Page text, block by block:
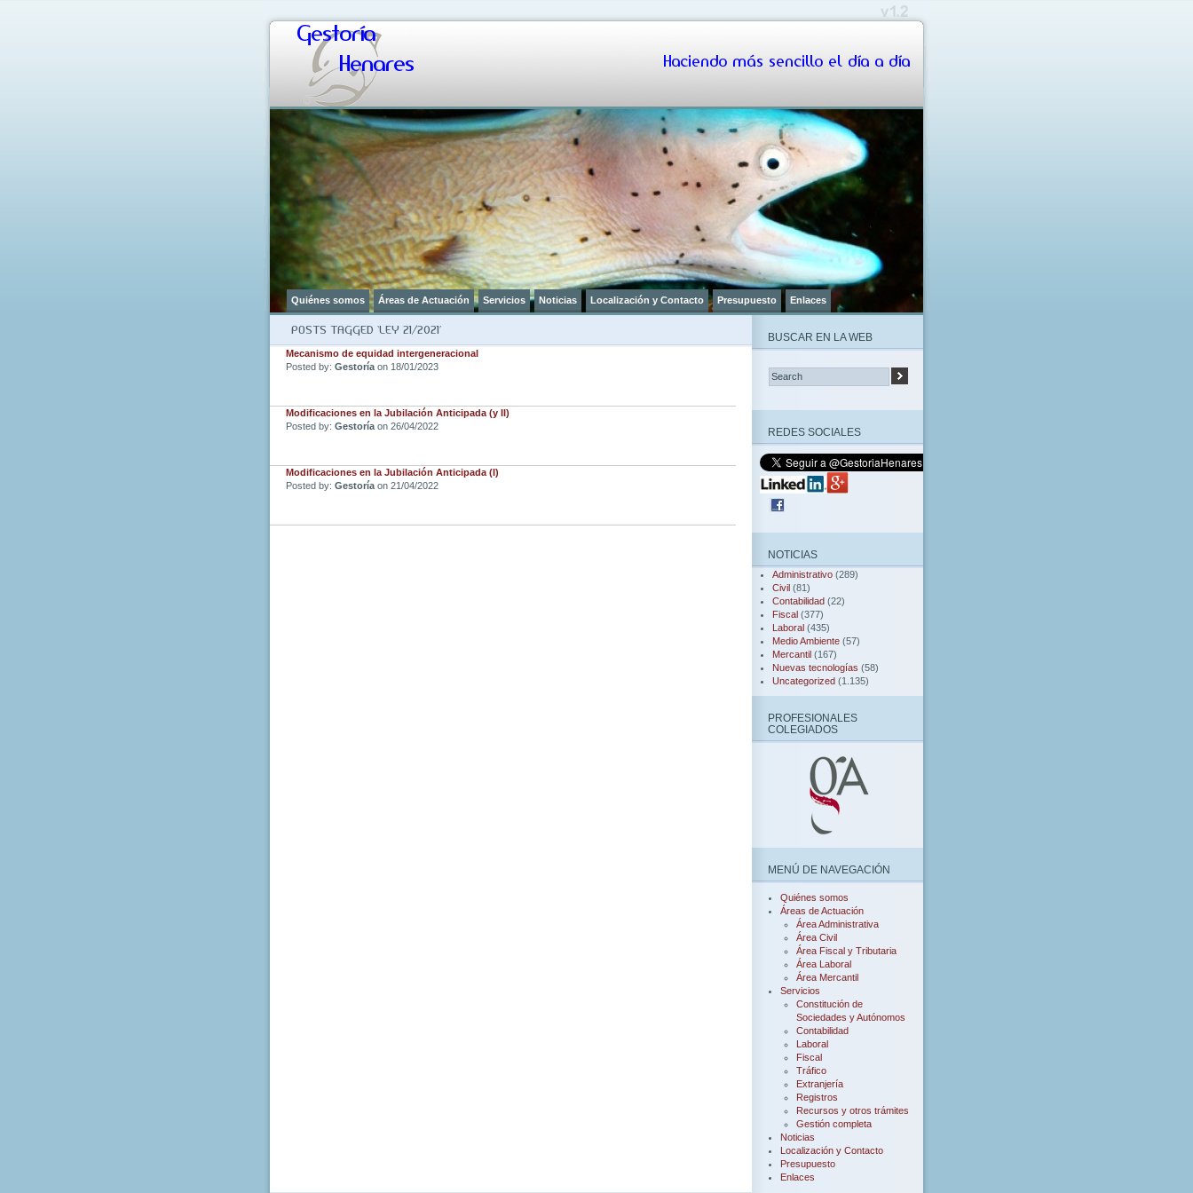
Gestoría
Henares
Haciendo más sencillo el día a día
Quiénes somos Áreas de Actuación Servicios Noticias Localización y Contacto Presupuesto Enlaces
POSTS TAGGED ‘LEY 21/2021’
Mecanismo de equidad intergeneracional
Posted by: Gestoría on 18/01/2023
Modificaciones en la Jubilación Anticipada (y II)
Posted by: Gestoría on 26/04/2022
Modificaciones en la Jubilación Anticipada (I)
Posted by: Gestoría on 21/04/2022
BUSCAR EN LA WEB
REDES SOCIALES
NOTICIAS
Administrativo (289)
Civil (81)
Contabilidad (22)
Fiscal (377)
Laboral (435)
Medio Ambiente (57)
Mercantil (167)
Nuevas tecnologías (58)
Uncategorized (1.135)
PROFESIONALES
COLEGIADOS
MENÚ DE NAVEGACIÓN
Quiénes somos
Áreas de Actuación
Área Administrativa
Área Civil
Área Fiscal y Tributaria
Área Laboral
Área Mercantil
Servicios
Constitución de
Sociedades y Autónomos
Contabilidad
Laboral
Fiscal
Tráfico
Extranjería
Registros
Recursos y otros trámites
Gestión completa
Noticias
Localización y Contacto
Presupuesto
Enlaces